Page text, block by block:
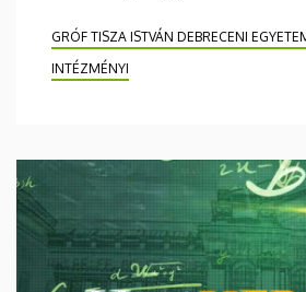
GRÓF TISZA ISTVÁN DEBRECENI
INTÉZMÉNYI